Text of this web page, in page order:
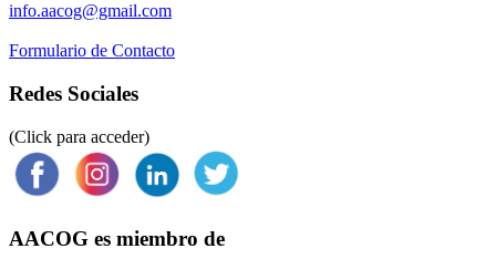
info.aacog@gmail.com
Formulario de Contacto
Redes Sociales
(Click para acceder)
AACOG es miembro de